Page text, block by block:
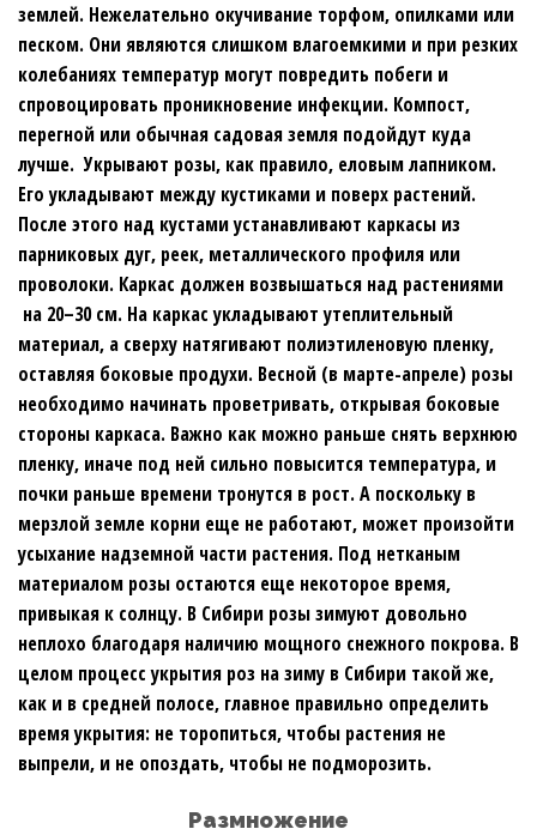
землей. Нежелательно окучивание торфом, опилками или
песком. Они являются слишком влагоемкими и при резких
колебаниях температур могут повредить побеги и
спровоцировать проникновение инфекции. Компост,
перегной или обычная садовая земля подойдут куда
лучше. Укрывают розы, как правило, еловым лапником.
Его укладывают между кустиками и поверх растений.
После этого над кустами устанавливают каркасы из
парниковых дуг, реек, металлического профиля или
проволоки. Каркас должен возвышаться над растениями
на 20–30 см. На каркас укладывают утеплительный
материал, а сверху натягивают полиэтиленовую пленку,
оставляя боковые продухи. Весной (в марте-апреле) розы
необходимо начинать проветривать, открывая боковые
стороны каркаса. Важно как можно раньше снять верхнюю
пленку, иначе под ней сильно повысится температура, и
почки раньше времени тронутся в рост. А поскольку в
мерзлой земле корни еще не работают, может произойти
усыхание надземной части растения. Под нетканым
материалом розы остаются еще некоторое время,
привыкая к солнцу. В Сибири розы зимуют довольно
неплохо благодаря наличию мощного снежного покрова. В
целом процесс укрытия роз на зиму в Сибири такой же,
как и в средней полосе, главное правильно определить
время укрытия: не торопиться, чтобы растения не
выпрели, и не опоздать, чтобы не подморозить.
Размножение